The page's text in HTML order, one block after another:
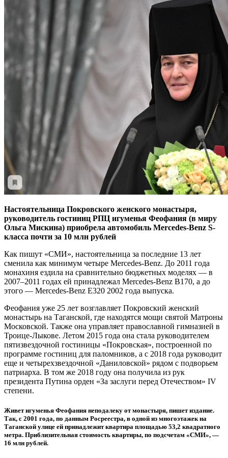
Настоятельница Покровского женского монастыря,
руководитель гостиниц РПЦ игуменья Феофания (в миру
Ольга Мискина) приобрела автомобиль Mercedes-Benz S-
класса почти за 10 млн рублей
Как пишут «СМИ», настоятельница за последние 13 лет
сменила как минимум четыре Mercedes-Benz. До 2011 года
монахиня ездила на сравнительно бюджетных моделях — в
2007–2011 годах ей принадлежал Mercedes-Benz B170, а до
этого — Mercedes-Benz Е320 2002 года выпуска.
Феофания уже 25 лет возглавляет Покровский женский
монастырь на Таганской, где находятся мощи святой Матроны
Московской. Также она управляет православной гимназией в
Троице-Лыкове. Летом 2015 года она стала руководителем
пятизвездочной гостиницы «Покровская», построенной по
программе гостиниц для паломников, а с 2018 года руководит
еще и четырехзвездочной «Даниловской» рядом с подворьем
патриарха. В том же 2018 году она получила из рук
президента Путина орден «За заслуги перед Отечеством» IV
степени.
Живет игуменья Феофания неподалеку от монастыря, пишет издание.
Так, c 2001 года, по данным Росреестра, в одной из многоэтажек на
Таганской улице ей принадлежит квартира площадью 53,2 квадратного
метра. Приблизительная стоимость квартиры, по подсчетам «СМИ», —
16 млн рублей.